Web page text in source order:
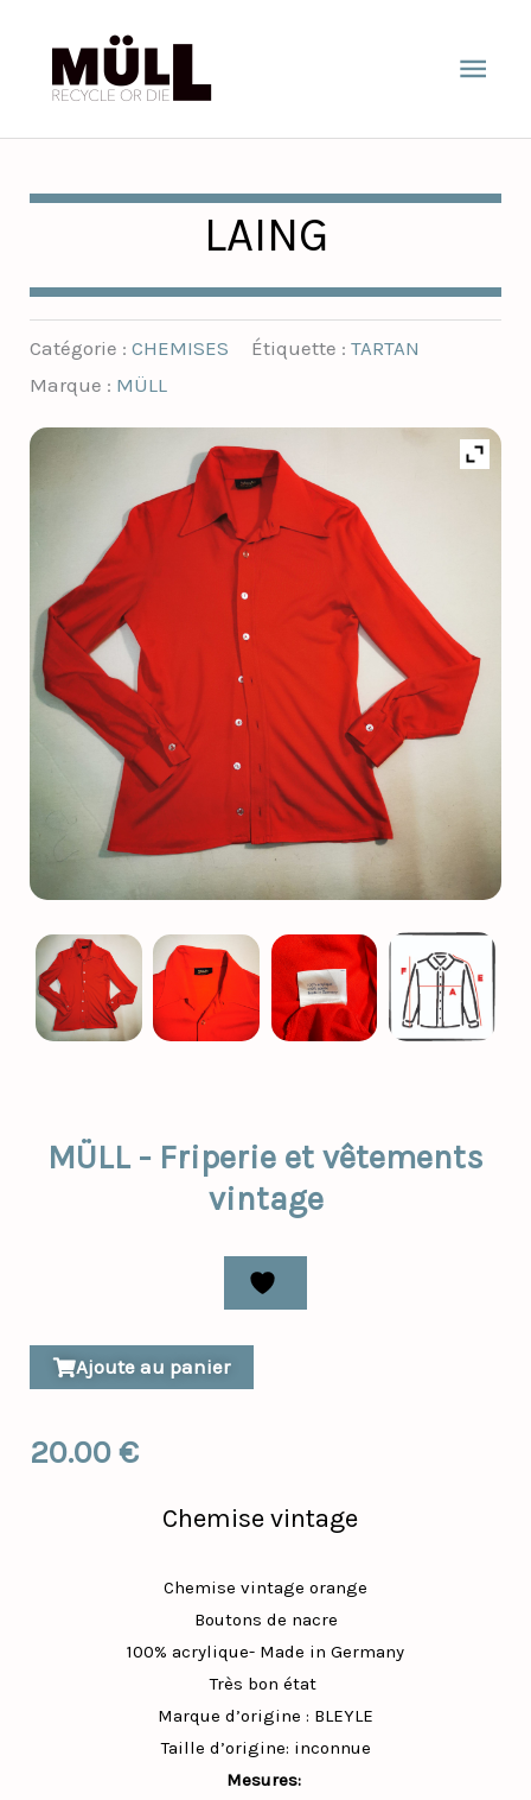
contenu
LAING
Catégorie : CHEMISES Étiquette : TARTAN
Marque : MÜLL
MÜLL - Friperie et vêtements
vintage
Ajoute au panier
20.00€
Chemise vintage
Chemise vintage orange
Boutons de nacre
100% acrylique- Made in Germany
Très bon état
Marque d’origine : BLEYLE
Taille d’origine: inconnue
Mesures: